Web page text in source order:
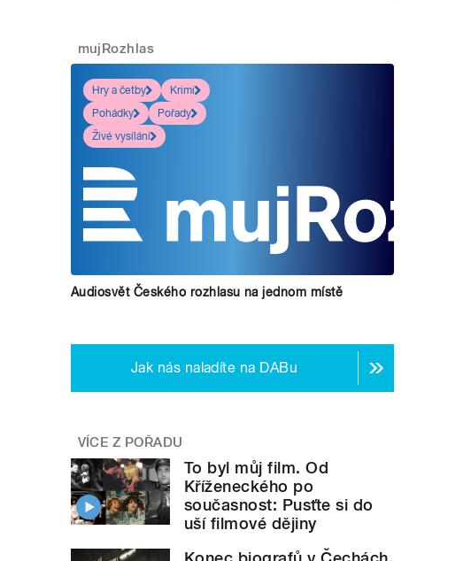
mujRozhlas
Hry a četby
Krimi
Pohádky
Pořady
Živé vysílání
Audiosvět Českého rozhlasu na jednom místě
Jak nás naladíte na DABu
VÍCE Z POŘADU
To byl můj film. Od
Kříženeckého po
současnost: Pusťte si do
uší filmové dějiny